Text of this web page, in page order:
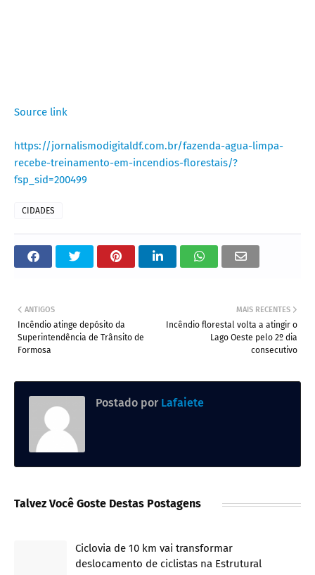
Source link
https://jornalismodigitaldf.com.br/fazenda-agua-limpa-
recebe-treinamento-em-incendios-florestais/?
fsp_sid=200499
CIDADES
MAIS RECENTES
Incêndio florestal volta a atingir o
Lago Oeste pelo 2º dia
consecutivo
ANTIGOS
Incêndio atinge depósito da
Superintendência de Trânsito de
Formosa
Postado por Lafaiete
Talvez Você Goste Destas Postagens
Ciclovia de 10 km vai transformar
deslocamento de ciclistas na Estrutural